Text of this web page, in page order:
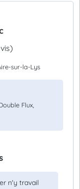
sur-la-Lys
Flux,
n'y travail